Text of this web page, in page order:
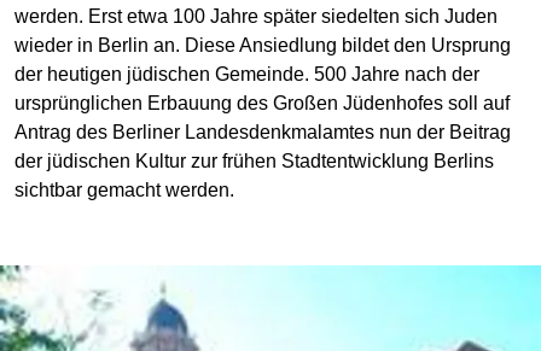
werden. Erst etwa 100 Jahre später siedelten sich Juden
wieder in Berlin an. Diese Ansiedlung bildet den Ursprung
der heutigen jüdischen Gemeinde. 500 Jahre nach der
ursprünglichen Erbauung des Großen Jüdenhofes soll auf
Antrag des Berliner Landesdenkmalamtes nun der Beitrag
der jüdischen Kultur zur frühen Stadtentwicklung Berlins
sichtbar gemacht werden.